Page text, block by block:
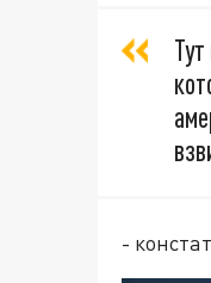
-